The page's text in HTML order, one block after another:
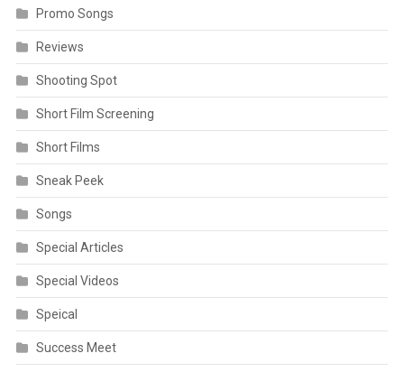
Promo Songs
Reviews
Shooting Spot
Short Film Screening
Short Films
Sneak Peek
Songs
Special Articles
Special Videos
Speical
Success Meet